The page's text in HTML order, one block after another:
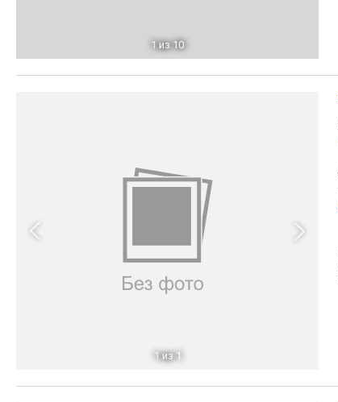
1 из 10
1 из 1